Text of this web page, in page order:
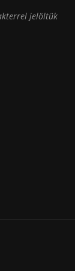
jelöltük